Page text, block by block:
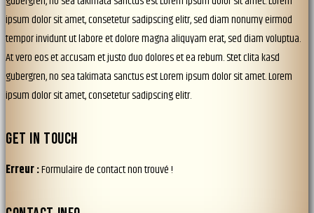
ipsum dolor sit amet, consetetur sadipscing elitr, sed diam nonumy eirmod
tempor invidunt ut labore et dolore magna aliquyam erat, sed diam voluptua.
At vero eos et accusam et justo duo dolores et ea rebum. Stet clita kasd
gubergren, no sea takimata sanctus est Lorem ipsum dolor sit amet. Lorem
ipsum dolor sit amet, consetetur sadipscing elitr.
GET IN TOUCH
Erreur :Formulaire de contact non trouvé !